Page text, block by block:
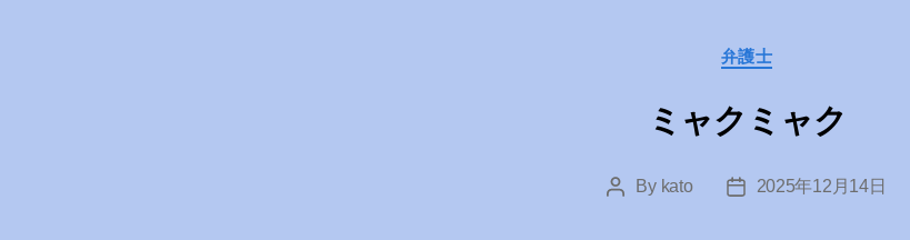
Categories
弁護士
ミャクミャク
PostBy kato
Post2025年12月14日